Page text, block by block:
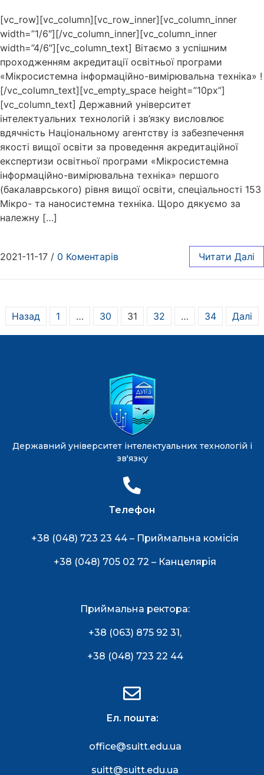
[vc_row][vc_column][vc_row_inner][vc_column_inner
width=”1/6″][/vc_column_inner][vc_column_inner
width=”4/6″][vc_column_text] Вітаємо з успішним
проходженням акредитації освітньої програми
«Мікросистемна інформаційно-вимірювальна техніка» !
[/vc_column_text][vc_empty_space height=”10px”]
[vc_column_text] Державний університет
інтелектуальних технологій і зв’язку висловлює
вдячність Національному агентству із забезпечення
якості вищої освіти за проведення акредитаційної
експертизи освітньої програми «Мікросистемна
інформаційно-вимірювальна техніка» першого
(бакалаврського) рівня вищої освіти, спеціальності 153
Мікро- та наносистемна техніка. Щоро дякуємо за
належну […]
2021-11-17 / 0 Коментарів Читати Далі
Назад 1 … 30 31 32 … 34 Далі
Державний університет інтелектуальних технологій і
зв'язку
Телефон
+38 (048) 723 23 44 – Приймальна комісія
+38 (048) 705 02 72 – Канцелярія
Приймальна ректора:
+38 (063) 875 92 31,
+38 (048) 723 22 44
Ел. пошта:
office@suitt.edu.ua
suitt@suitt.edu.ua